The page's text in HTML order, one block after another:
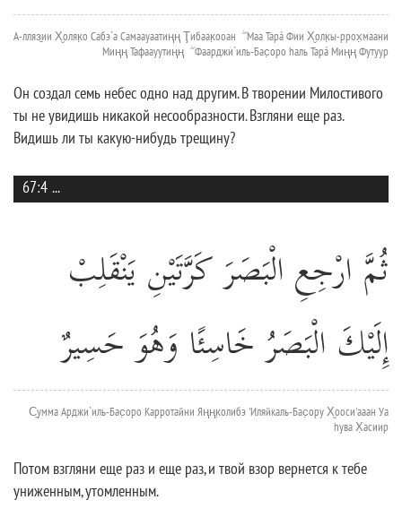
А-лляз̱ии Х̮оляк̣о Сабэ`а Самаауаатиңң Ţибаак̣ооан ۖ Маа Тарá Фии Х̮олк̣ы-ррох̣маани
Миңң Тафаауутиңң ۖ Фаарджи`иль-Бас̣оро hаль Тарá Миңң Футуур
Он создал семь небес одно над другим. В творении Милостивого
ты не увидишь никакой несообразности. Взгляни еще раз.
Видишь ли ты какую-нибудь трещину?
67:4 ...
ثُمَّ ارْجِعِ الْبَصَرَ كَرَّتَيْنِ يَنْقَلِبْ
إِلَيْكَ الْبَصَرُ خَاسِئًا وَهُوَ حَسِيرٌ
С̱умма Арджи`иль-Бас̣оро Карротайни Яңңк̣олибэ 'Иляйкаль-Бас̣ору Х̮ооси'ааан Уа
hува Х̣асиир
Потом взгляни еще раз и еще раз, и твой взор вернется к тебе
униженным, утомленным.